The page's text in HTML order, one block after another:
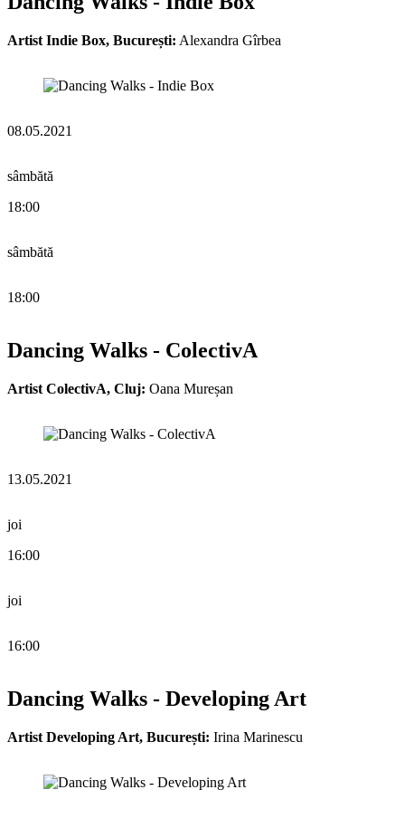
Artist Indie Box, București: Alexandra Gîrbea
08.05.2021
sâmbătă
18:00
sâmbătă
18:00
Dancing Walks - ColectivA
Artist ColectivA, Cluj: Oana Mureșan
13.05.2021
joi
16:00
joi
16:00
Dancing Walks - Developing Art
Artist Developing Art, București: Irina Marinescu